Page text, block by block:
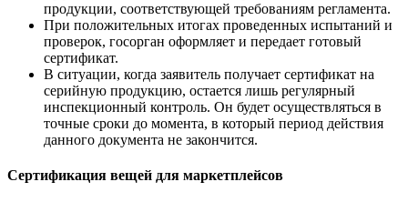
продукции, соответствующей требованиям регламента.
При положительных итогах проведенных испытаний и
проверок, госорган оформляет и передает готовый
сертификат.
В ситуации, когда заявитель получает сертификат на
серийную продукцию, остается лишь регулярный
инспекционный контроль. Он будет осуществляться в
точные сроки до момента, в который период действия
данного документа не закончится.
Сертификация вещей для маркетплейсов